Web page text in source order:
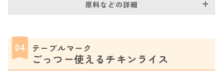
原料などの詳細
04 テーブルマーク
ごっつー使えるチキンライス